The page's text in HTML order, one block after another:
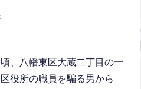
、八幡東区大蔵二丁目の一
役所の職員を騙る男から